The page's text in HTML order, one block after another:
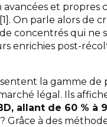
et propres
On parle alors de
concentrés qui
enrichies post-
la gamme
légal. Ils
allant de 60 % à
Grâce à des